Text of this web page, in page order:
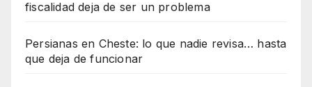
fiscalidad deja de ser un problema
Persianas en Cheste: lo que nadie revisa… hasta
que deja de funcionar